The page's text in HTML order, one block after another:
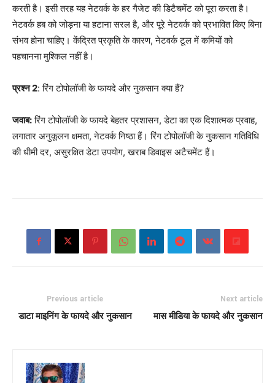
करती है। इसी तरह यह नेटवर्क के हर गैजेट की डिटैचमेंट को पूरा करता है।
नेटवर्क हब को जोड़ना या हटाना सरल है, और पूरे नेटवर्क को प्रभावित किए बिना
संभव होना चाहिए। केंद्रित प्रकृति के कारण, नेटवर्क टूल में कमियों को
पहचानना मुश्किल नहीं है।
प्रश्न 2: रिंग टोपोलॉजी के फायदे और नुकसान क्या हैं?
जवाब:रिंग टोपोलॉजी के फायदे बेहतर प्रशासन, डेटा का एक दिशात्मक प्रवाह,
लगातार अनुकूलन क्षमता, नेटवर्क निष्ठा हैं। रिंग टोपोलॉजी के नुकसान गतिविधि
की धीमी दर, असुरक्षित डेटा उपयोग, खराब डिवाइस अटैचमेंट हैं।
Previous article
डाटा माइनिंग के फायदे और नुकसान
Next article
मास मीडिया के फायदे और नुकसान